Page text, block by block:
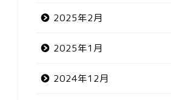
2025年2月
2025年1月
2024年12月